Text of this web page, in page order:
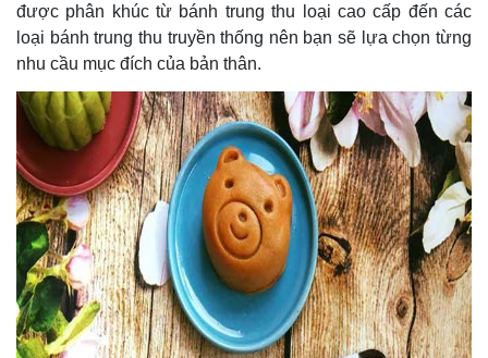
được phân khúc từ bánh trung thu loại cao cấp đến các
loại bánh trung thu truyền thống nên bạn sẽ lựa chọn từng
nhu cầu mục đích của bản thân.